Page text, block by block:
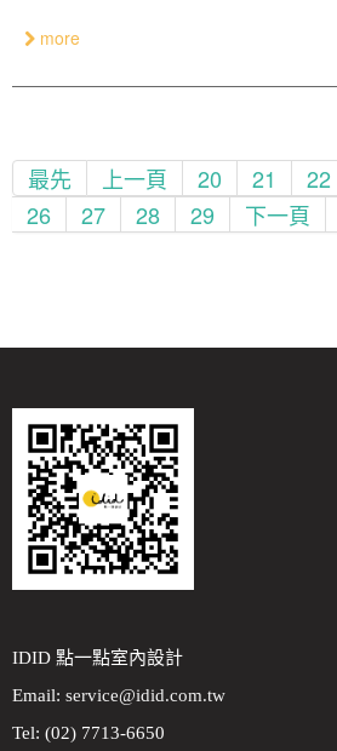
more
最先
上一頁 20 21 22
26
27 28 29 下一頁
IDID 點一點室內設計
Email: service@idid.com.tw
Tel: (02) 7713-6650